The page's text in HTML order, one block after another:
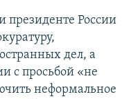
президенте России
дел, а
с просьбой «не
неформальное